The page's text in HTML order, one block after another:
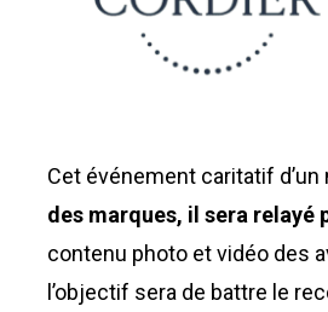
Cet événement caritatif
des marques, il sera relayé
contenu photo et vidéo des
l’objectif sera de battre le